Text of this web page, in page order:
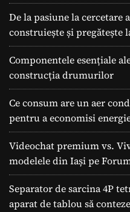
De la pasiune la cercetare
construiește și pregătește
Componentele esențiale
construcția drumurilor
Ce consum are un aer
pentru a economisi
Videochat premium vs.
modelele din Iași pe
Separator de sarcina 4P
aparat de tablou să